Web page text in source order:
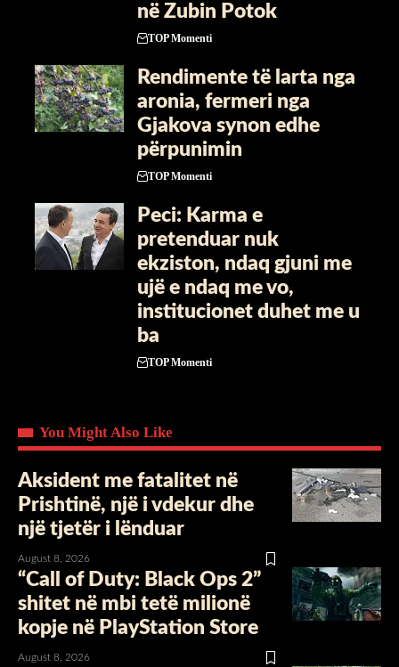
në Zubin Potok
TOP Momenti
Rendimente të larta nga
aronia, fermeri nga
Gjakova synon edhe
përpunimin
TOP Momenti
Peci: Karma e
pretenduar nuk
ekziston, ndaq gjuni me
ujë e ndaq me vo,
institucionet duhet me u
ba
TOP Momenti
You Might Also Like
Aksident me fatalitet në
Prishtinë, një i vdekur dhe
një tjetër i lënduar
August 8, 2026
“Call of Duty: Black Ops 2”
shitet në mbi tetë milionë
kopje në PlayStation Store
August 8, 2026